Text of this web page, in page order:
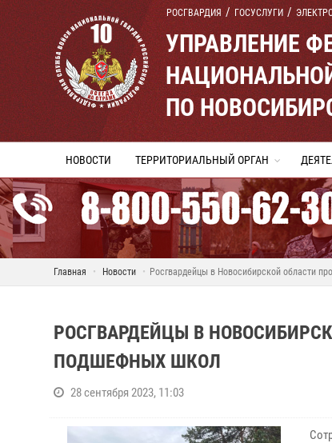
РОСГВАРДИЯ ГОСУСЛУГИ
УПРАВЛЕНИЕ
ПО
НОВОСТИ ТЕРРИТОРИАЛЬНЫЙ ОРГАН
Главная Новости Росгвардейцы в Новосибирской области
РОСГВАРДЕЙЦЫ В
ПОДШЕФНЫХ ШКОЛ
28 сентября 2023, 11:03